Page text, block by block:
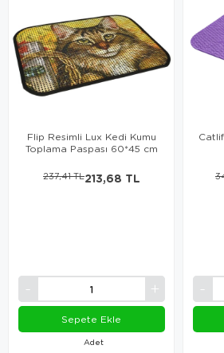
Flip Resimli Lux Kedi Kumu
Toplama Paspası 60*45 cm
Adet
213,68 TL
237,41 TL
Sepete Ekle